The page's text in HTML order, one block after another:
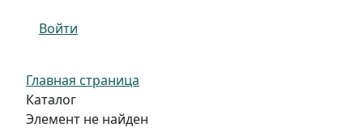
Войти
Главная страница
Каталог
Элемент не найден